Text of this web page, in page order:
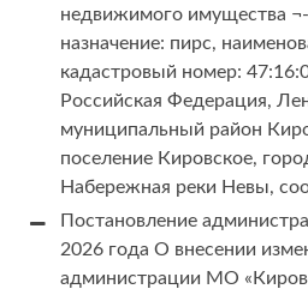
недвижимого имущества
назначение: пирс,
кадастровый номер:
Российская Федерация,
муниципальный район
поселение Кировское,
Набережная реки Невы,
Постановление
2026 года О внесении
администрации МО